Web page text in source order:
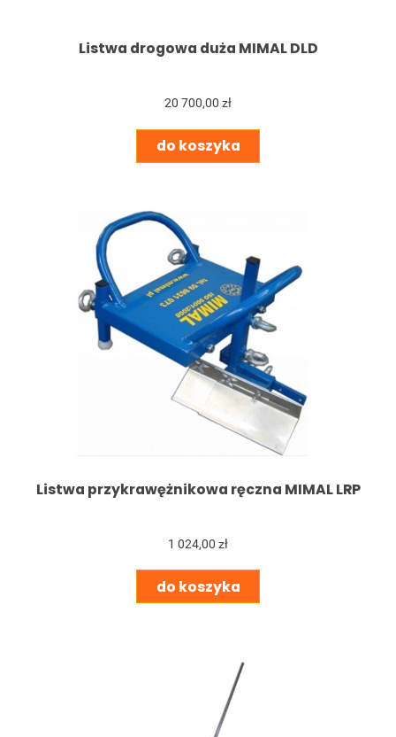
Listwa drogowa duża MIMAL DLD
20 700,00 zł
do koszyka
Listwa przykrawężnikowa ręczna MIMAL LRP
1 024,00 zł
do koszyka